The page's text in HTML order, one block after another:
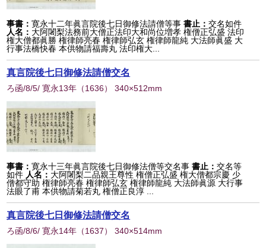
事書：寛永十二年眞言院後七日御修法請僧等事 書止：交名如件
人名： 大阿闍梨法務前大僧正法印大和尚位増孝 権僧正弘盛 法印
権大僧都眞勝 権律師亮春 権律師弘玄 権律師龍純 大法師眞盛 大
行事法橋快春 本供物請福壽丸 法印権大...
真言院後七日御修法請僧交名
ろ函/8/5/ 寛永13年 （1636） 340×512mm
事書：寛永十三年眞言院後七日御修法僧等交名事 書止：交名等
如件 人名： 大阿闍梨二品親王尊性 権僧正弘盛 権大僧都宗慶 少
僧都守助 権律師亮春 権律師弘玄 権律師龍純 大法師眞源 大行事
法眼了甫 本供物請菊若丸 権僧正良淳 ...
真言院後七日御修法請僧交名
ろ函/8/6/ 寛永14年 （1637） 340×514mm